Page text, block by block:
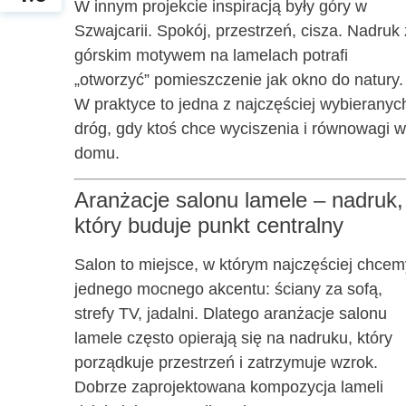
W innym projekcie inspiracją były góry w
Szwajcarii. Spokój, przestrzeń, cisza. Nadruk
górskim motywem na lamelach potrafi
„otworzyć” pomieszczenie jak okno do natury.
W praktyce to jedna z najczęściej
dróg, gdy ktoś chce wyciszenia i równowagi w
domu.
Aranżacje salonu lamele – nadruk,
który buduje punkt centralny
Salon to miejsce, w którym najczęściej
jednego mocnego akcentu: ściany za sofą,
strefy TV, jadalni. Dlatego aranżacje salonu
lamele często opierają się na nadruku, który
porządkuje przestrzeń i zatrzymuje wzrok.
Dobrze zaprojektowana kompozycja lameli